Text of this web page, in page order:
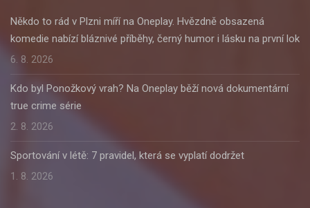
Někdo to rád v Plzni míří na Oneplay. Hvězdně obsazená
komedie nabízí bláznivé příběhy, černý humor i lásku na první lok
6. 8. 2026
Kdo byl Ponožkový vrah? Na Oneplay běží nová dokumentární
true crime série
2. 8. 2026
Sportování v létě: 7 pravidel, která se vyplatí dodržet
1. 8. 2026